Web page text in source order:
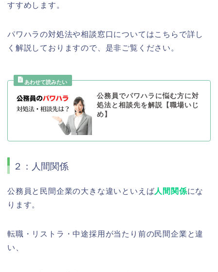
すすめします。
パワハラの対処法や相談窓口についてはこちらで詳し
く解説しておりますので、是非ご覧ください。
公務員でパワハラに悩む方に対
処法と相談先を解説【職場いじ
め】
２：人間関係
公務員と民間企業の大きな違いといえば人間関係にな
ります。
転職・リストラ・中途採用が当たり前の民間企業と違
い、